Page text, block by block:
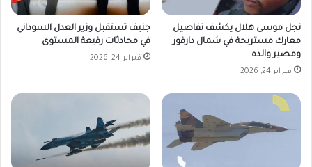
نجل موسى هلال يكشف تفاصيل
معارك مستريحة في شمال دارفور
ومصير والده
فبراير 24, 2026
جنيف تستقبل وزير العدل السوداني
في محادثات رفيعة المستوى
فبراير 24, 2026